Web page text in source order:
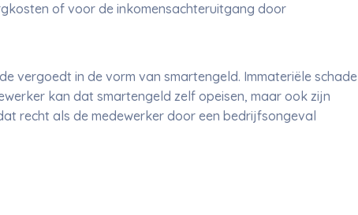
of voor de inkomensachteruitgang door
vergoedt in de vorm van smartengeld. Immateriële schade
kan dat smartengeld zelf opeisen, maar ook zijn
recht als de medewerker door een bedrijfsongeval